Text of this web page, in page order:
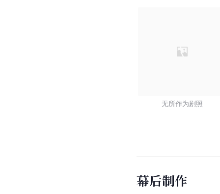
无所作为剧照
幕后制作